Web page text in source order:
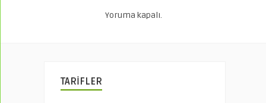
Yoruma kapalı.
TARİFLER